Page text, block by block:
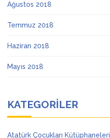
Ağustos 2018
Temmuz 2018
Haziran 2018
Mayıs 2018
KATEGORILER
Atatürk Çocukları Kütüphaneleri